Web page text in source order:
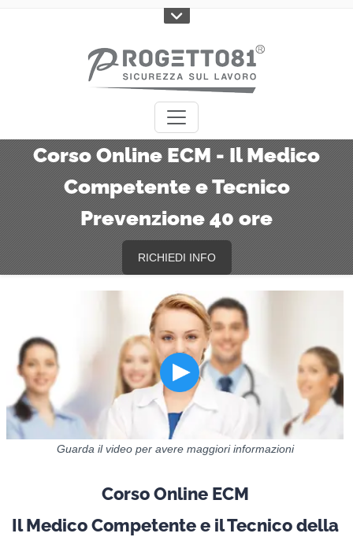
Corso Online ECM - Il Medico
Competente e Tecnico
Prevenzione 40 ore
Guarda il video per avere maggiori informazioni
Corso Online ECM
Il Medico Competente e il Tecnico della